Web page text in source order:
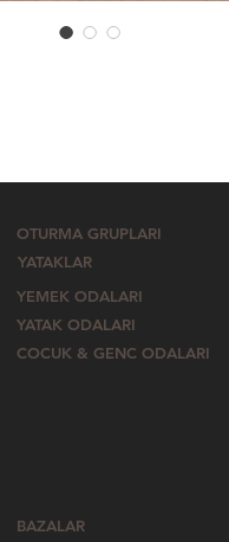
OTURMA GRUPLARI
YATAKLAR
YEMEK ODALARI
YATAK ODALARI
COCUK & GENC ODALARI
BAZALAR